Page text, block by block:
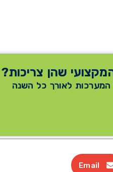
שהן צריכות?
המערכות לאורך כל השנה
Email